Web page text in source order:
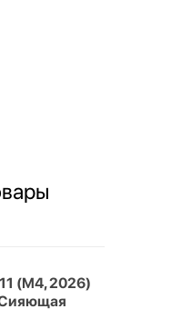
(M4, 2026)
Сияющая